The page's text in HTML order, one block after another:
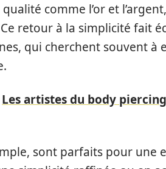
comme l’or et
retour à la simplicité fait
qui cherchent souvent à
Les artistes du body
sont parfaits pour une